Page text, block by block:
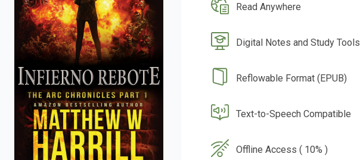
Read Anywhere
Digital Notes and Study Tools
Reflowable Format (EPUB)
Text-to-Speech Compatible
Offline Access ( 10% )